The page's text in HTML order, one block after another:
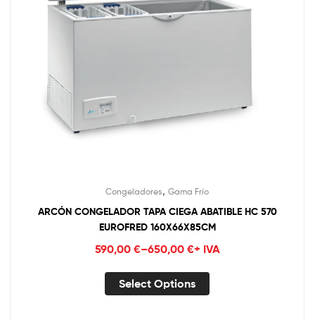
Congeladores, Gama Frío
ARCÓN CONGELADOR TAPA CIEGA ABATIBLE HC 570
EUROFRED 160X66X85CM
590,00 €–650,00 €+ IVA
Select Options